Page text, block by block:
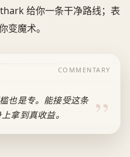
给你一条干净路线；表
变魔术。
COMMENTARY
也是专。能接受这条
拿到真收益。